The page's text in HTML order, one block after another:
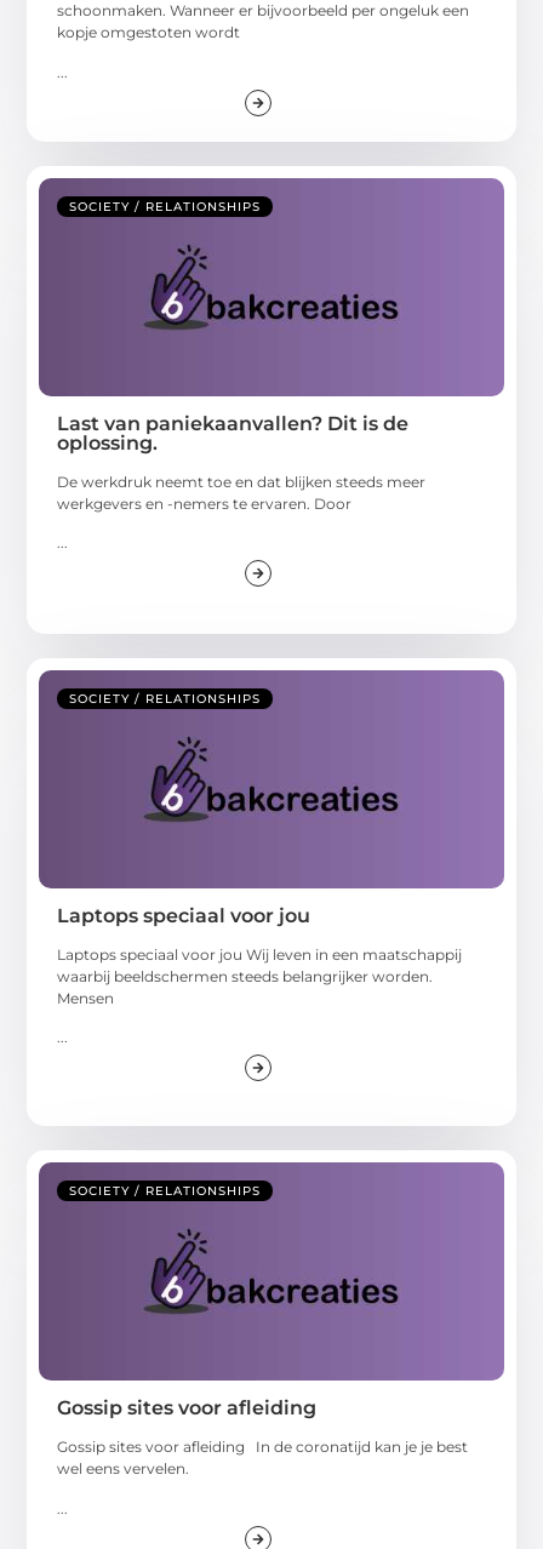
schoonmaken. Wanneer er bijvoorbeeld per ongeluk een
kopje omgestoten wordt
SOCIETY / RELATIONSHIPS
Last van paniekaanvallen? Dit is de
oplossing.
De werkdruk neemt toe en dat blijken steeds meer
werkgevers en -nemers te ervaren. Door
...
SOCIETY / RELATIONSHIPS
Laptops speciaal voor jou
Laptops speciaal voor jou Wij leven in een maatschappij
waarbij beeldschermen steeds belangrijker worden.
Mensen
...
SOCIETY / RELATIONSHIPS
Gossip sites voor afleiding
Gossip sites voor afleiding In de coronatijd kan je je best
wel eens vervelen.